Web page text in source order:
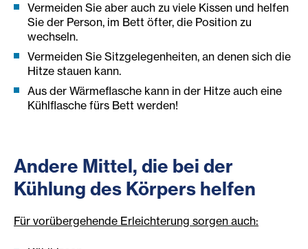
Vermeiden Sie aber auch zu viele Kissen und helfen
Sie der Person, im Bett öfter, die Position zu
wechseln.
Vermeiden Sie Sitzgelegenheiten, an denen sich die
Hitze stauen kann.
Aus der Wärmeflasche kann in der Hitze auch eine
Kühlflasche fürs Bett werden!
Andere Mittel, die bei der
Kühlung des Körpers helfen
Für vorübergehende Erleichterung sorgen auch: